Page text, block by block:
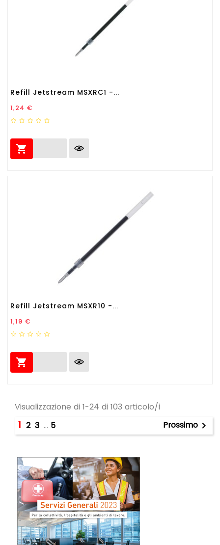
Refill Jetstream MSXRC1 -...
Prezzo
1,24 €

Refill Jetstream MSXR10 -...
Prezzo
1,19 €

Visualizzazione di 1-24 di 103 articolo/i
1 2 3 … 5 Prossimo 